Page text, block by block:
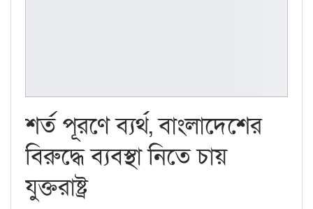
শর্ত পূরণে ব্যর্থ, বাংলাদেশের
বিরুদ্ধে ব্যবস্থা নিতে চায়
যুক্তরাষ্ট্র